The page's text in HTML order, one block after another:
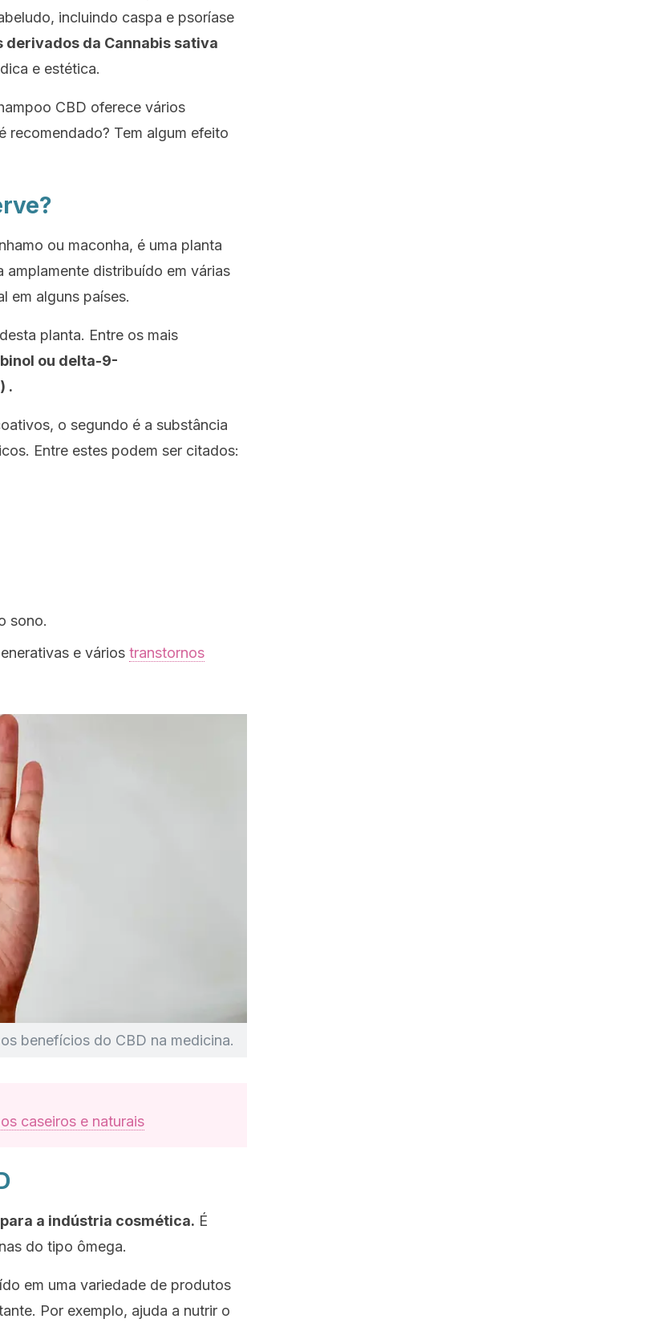
incluindo caspa e psoríase
derivados da Cannabis sativa
e estética.
CBD oferece vários
recomendado? Tem algum efeito
ou maconha, é uma planta
amplamente distribuído em várias
em alguns países.
planta. Entre os mais
ou delta-9-
.
o segundo é a substância
Entre estes podem ser citados:
sono.
e vários transtornos
benefícios do CBD na medicina.
caseiros e naturais
a indústria cosmética. É
do tipo ômega.
em uma variedade de produtos
Por exemplo, ajuda a nutrir o